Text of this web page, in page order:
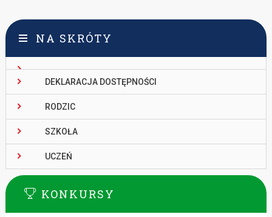
NA SKRÓTY
DEKLARACJA DOSTĘPNOŚCI
RODZIC
SZKOŁA
UCZEŃ
KONKURSY